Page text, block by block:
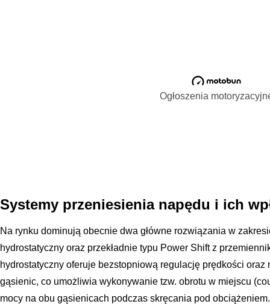
Ogłoszenia
Systemy przeniesienia napędu i ich
Na rynku dominują obecnie dwa główne rozwiązania w
hydrostatyczny oraz przekładnie typu Power Shift z
hydrostatyczny oferuje bezstopniową regulację prędkości
gąsienic, co umożliwia wykonywanie tzw. obrotu w miejscu
mocy na obu gąsienicach podczas skręcania pod